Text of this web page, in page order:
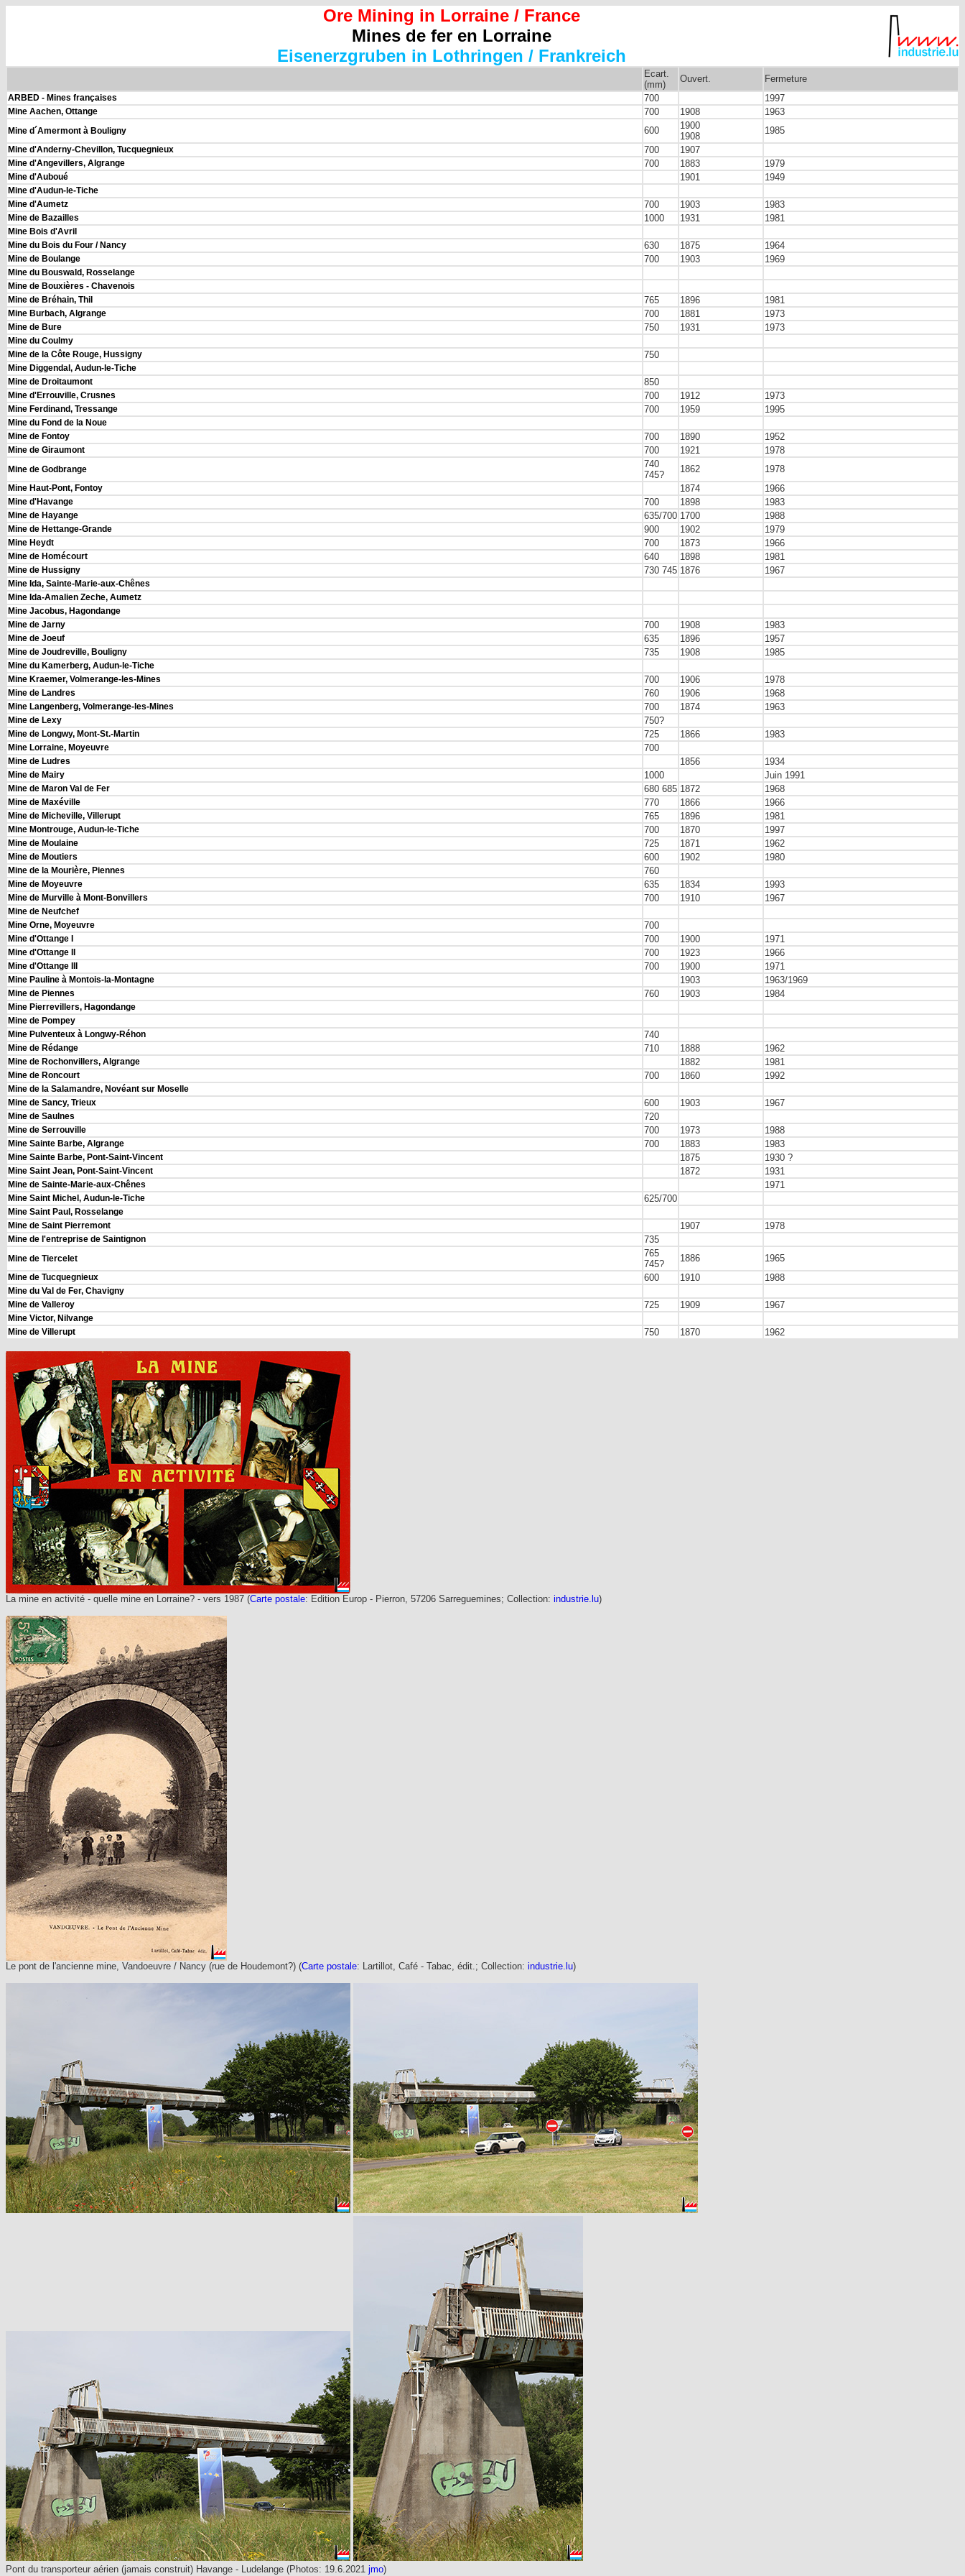
Ore Mining in Lorraine / France
Mines de fer en Lorraine
Eisenerzgruben in Lothringen / Frankreich
Ecart.
(mm)
Ouvert. Fermeture
ARBED - Mines françaises 700 1997
Mine Aachen, Ottange 700 1908 1963
Mine d´Amermont à Bouligny 600
1900
1908
1985
Mine d'Anderny-Chevillon, Tucquegnieux 700 1907
Mine d'Angevillers, Algrange 700 1883 1979
Mine d'Auboué 1901 1949
Mine d'Audun-le-Tiche
Mine d'Aumetz
700 1903 1983
Mine de Bazailles 1000 1931 1981
Mine Bois d'Avril
Mine du Bois du Four / Nancy
630 1875 1964
Mine de Boulange 700 1903 1969
Mine du Bouswald, Rosselange
Mine de Bouxières - Chavenois
Mine de Bréhain, Thil
765 1896 1981
Mine Burbach, Algrange 700 1881 1973
Mine de Bure 750 1931 1973
Mine du Coulmy
Mine de la Côte Rouge, Hussigny 750
Mine Diggendal, Audun-le-Tiche
Mine de Droitaumont
850
Mine d'Errouville, Crusnes 700 1912 1973
Mine Ferdinand, Tressange 700 1959 1995
Mine du Fond de la Noue
Mine de Fontoy
700 1890 1952
Mine de Giraumont 700 1921 1978
Mine de Godbrange
740
745?
1862 1978
Mine Haut-Pont, Fontoy 1874 1966
Mine d'Havange 700 1898 1983
Mine de Hayange 635/700 1700 1988
Mine de Hettange-Grande 900 1902 1979
Mine Heydt 700 1873 1966
Mine de Homécourt 640 1898 1981
Mine de Hussigny 730 745 1876 1967
Mine Ida, Sainte-Marie-aux-Chênes
Mine Ida-Amalien Zeche, Aumetz
Mine Jacobus, Hagondange
Mine de Jarny
700 1908 1983
Mine de Joeuf 635 1896 1957
Mine de Joudreville, Bouligny 735 1908 1985
Mine du Kamerberg, Audun-le-Tiche
Mine Kraemer, Volmerange-les-Mines
700 1906 1978
Mine de Landres 760 1906 1968
Mine Langenberg, Volmerange-les-Mines 700 1874 1963
Mine de Lexy 750?
Mine de Longwy, Mont-St.-Martin 725 1866 1983
Mine Lorraine, Moyeuvre 700
Mine de Ludres 1856 1934
Mine de Mairy 1000 Juin 1991
Mine de Maron Val de Fer 680 685 1872 1968
Mine de Maxéville 770 1866 1966
Mine de Micheville, Villerupt 765 1896 1981
Mine Montrouge, Audun-le-Tiche 700 1870 1997
Mine de Moulaine 725 1871 1962
Mine de Moutiers 600 1902 1980
Mine de la Mourière, Piennes 760
Mine de Moyeuvre 635 1834 1993
Mine de Murville à Mont-Bonvillers 700 1910 1967
Mine de Neufchef
Mine Orne, Moyeuvre
700
Mine d'Ottange I 700 1900 1971
Mine d'Ottange II 700 1923 1966
Mine d'Ottange III 700 1900 1971
Mine Pauline à Montois-la-Montagne 1903 1963/1969
Mine de Piennes 760 1903 1984
Mine Pierrevillers, Hagondange
Mine de Pompey
Mine Pulventeux à Longwy-Réhon
740
Mine de Rédange 710 1888 1962
Mine de Rochonvillers, Algrange 1882 1981
Mine de Roncourt 700 1860 1992
Mine de la Salamandre, Novéant sur Moselle
Mine de Sancy, Trieux
600 1903 1967
Mine de Saulnes 720
Mine de Serrouville 700 1973 1988
Mine Sainte Barbe, Algrange 700 1883 1983
Mine Sainte Barbe, Pont-Saint-Vincent 1875 1930 ?
Mine Saint Jean, Pont-Saint-Vincent 1872 1931
Mine de Sainte-Marie-aux-Chênes 1971
Mine Saint Michel, Audun-le-Tiche 625/700
Mine Saint Paul, Rosselange
Mine de Saint Pierremont
1907 1978
Mine de l'entreprise de Saintignon 735
Mine de Tiercelet
765
745?
1886 1965
Mine de Tucquegnieux 600 1910 1988
Mine du Val de Fer, Chavigny
Mine de Valleroy
725 1909 1967
Mine Victor, Nilvange
Mine de Villerupt
750 1870 1962
La mine en activité - quelle mine en Lorraine? - vers 1987 (Carte postale: Edition Europ - Pierron, 57206 Sarreguemines; Collection: industrie.lu)
Le pont de l'ancienne mine, Vandoeuvre / Nancy (rue de Houdemont?) (Carte postale: Lartillot, Café - Tabac, édit.; Collection: industrie.lu)
Pont du transporteur aérien (jamais construit) Havange - Ludelange (Photos: 19.6.2021 jmo)